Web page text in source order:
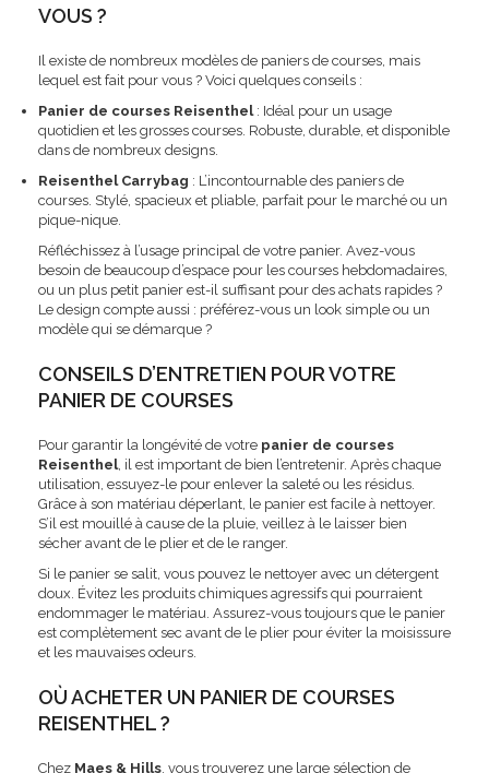
VOUS ?
Il existe de nombreux modèles de paniers de courses, mais
lequel est fait pour vous ? Voici quelques conseils :
Panier de courses Reisenthel: Idéal pour un usage
quotidien et les grosses courses. Robuste, durable, et disponible
dans de nombreux designs.
Reisenthel Carrybag : L’incontournable des paniers de
courses. Stylé, spacieux et pliable, parfait pour le marché ou un
pique-nique.
Réfléchissez à l’usage principal de votre panier. Avez-vous
besoin de beaucoup d’espace pour les courses hebdomadaires,
ou un plus petit panier est-il suffisant pour des achats rapides ?
Le design compte aussi : préférez-vous un look simple ou un
modèle qui se démarque ?
CONSEILS D’ENTRETIEN POUR VOTRE
PANIER DE COURSES
Pour garantir la longévité de votre panier de courses
Reisenthel, il est important de bien l’entretenir. Après chaque
utilisation, essuyez-le pour enlever la saleté ou les résidus.
Grâce à son matériau déperlant, le panier est facile à nettoyer.
S’il est mouillé à cause de la pluie, veillez à le laisser bien
sécher avant de le plier et de le ranger.
Si le panier se salit, vous pouvez le nettoyer avec un détergent
doux. Évitez les produits chimiques agressifs qui pourraient
endommager le matériau. Assurez-vous toujours que le panier
est complètement sec avant de le plier pour éviter la moisissure
et les mauvaises odeurs.
OÙ ACHETER UN PANIER DE COURSES
REISENTHEL ?
Chez Maes & Hills, vous trouverez une large sélection de